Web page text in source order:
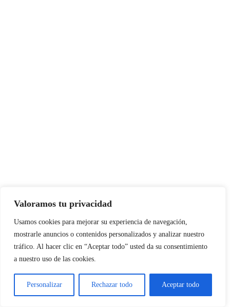
Valoramos tu privacidad
Usamos cookies para mejorar su experiencia de navegación,
mostrarle anuncios o contenidos personalizados y analizar nuestro
tráfico. Al hacer clic en “Aceptar todo” usted da su consentimiento
a nuestro uso de las cookies.
Personalizar Rechazar todo Aceptar todo